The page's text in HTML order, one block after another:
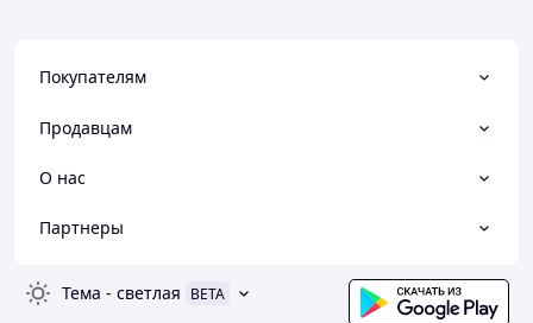
Покупателям
Продавцам
О нас
Партнеры
Тема - светлая BETA